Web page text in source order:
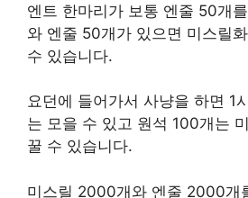
엔트 한마리가 보통 엔줄 50개
와 엔줄 50개가 있으면 미스릴
수 있습니다.
요던에 들어가서 사냥을 하면 1
는 모을 수 있고 원석 100개는
꿀 수 있습니다.
미스릴 2000개와 엔줄 2000개